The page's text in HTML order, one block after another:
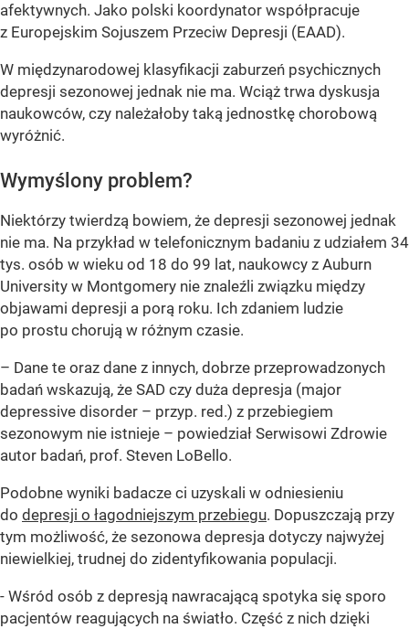
afektywnych. Jako polski koordynator współpracuje
z Europejskim Sojuszem Przeciw Depresji (EAAD).
W międzynarodowej klasyfikacji zaburzeń psychicznych
depresji sezonowej jednak nie ma. Wciąż trwa dyskusja
naukowców, czy należałoby taką jednostkę chorobową
wyróżnić.
Wymyślony problem?
Niektórzy twierdzą bowiem, że depresji sezonowej jednak
nie ma. Na przykład w telefonicznym badaniu z udziałem 34
tys. osób w wieku od 18 do 99 lat, naukowcy z Auburn
University w Montgomery nie znaleźli związku między
objawami depresji a porą roku. Ich zdaniem ludzie
po prostu chorują w różnym czasie.
– Dane te oraz dane z innych, dobrze przeprowadzonych
badań wskazują, że SAD czy duża depresja (major
depressive disorder – przyp. red.) z przebiegiem
sezonowym nie istnieje – powiedział Serwisowi Zdrowie
autor badań, prof. Steven LoBello.
Podobne wyniki badacze ci uzyskali w odniesieniu
do depresji o łagodniejszym przebiegu. Dopuszczają przy
tym możliwość, że sezonowa depresja dotyczy najwyżej
niewielkiej, trudnej do zidentyfikowania populacji.
- Wśród osób z depresją nawracającą spotyka się sporo
pacjentów reagujących na światło. Część z nich dzięki